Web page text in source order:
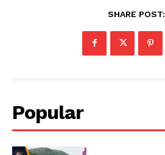
SHARE POST:
Popular